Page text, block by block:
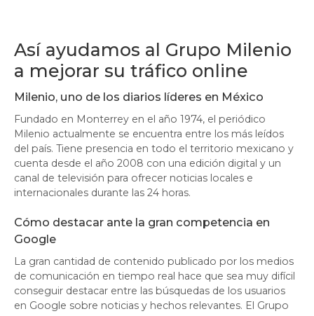
Así ayudamos al Grupo Milenio
a mejorar su tráfico online
Milenio, uno de los diarios líderes en México
Fundado en Monterrey en el año 1974, el periódico
Milenio actualmente se encuentra entre los más leídos
del país. Tiene presencia en todo el territorio mexicano y
cuenta desde el año 2008 con una edición digital y un
canal de televisión para ofrecer noticias locales e
internacionales durante las 24 horas.
Cómo destacar ante la gran competencia en
Google
La gran cantidad de contenido publicado por los medios
de comunicación en tiempo real hace que sea muy difícil
conseguir destacar entre las búsquedas de los usuarios
en Google sobre noticias y hechos relevantes. El Grupo